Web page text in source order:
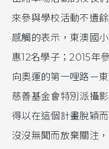
來參與學校活動不遺
感觸的表示，東澳國
惠12名學子；2015年
向奧運的第一哩路－
慈善基金會特別派攝
得以在這個計畫脫穎
沒沒無聞而放棄關注